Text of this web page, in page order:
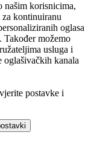
našim korisnicima,
kontinuiranu
oglasa
Također možemo
usluga i
kanala
postavke i